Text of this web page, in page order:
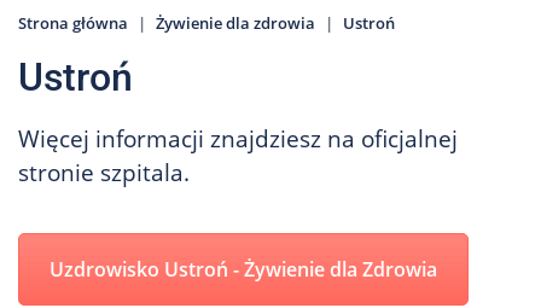
Strona główna Żywienie dla zdrowia Ustroń
Ustroń
Więcej informacji znajdziesz na oficjalnej
stronie szpitala.
Uzdrowisko Ustroń - Żywienie dla Zdrowia